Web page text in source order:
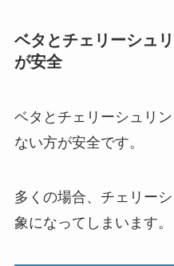
ベタとチェリーシュ
が安全
ベタとチェリーシュリ
ない方が安全です。
多くの場合、チェリー
象になってしまいます。